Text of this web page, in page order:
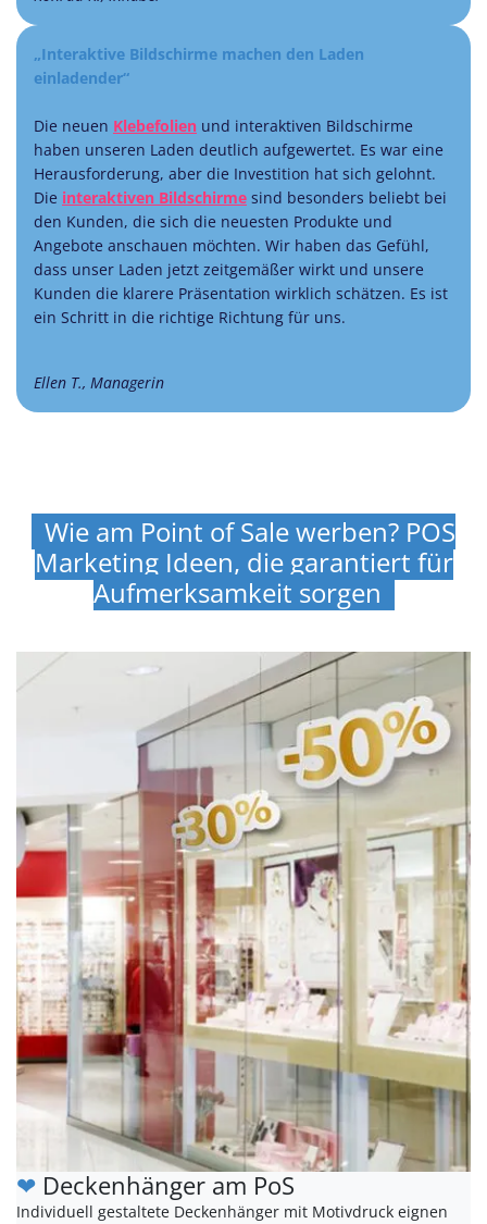
„Interaktive Bildschirme machen den Laden
einladender“
Die neuen Klebefolien und interaktiven Bildschirme
haben unseren Laden deutlich aufgewertet. Es war eine
Herausforderung, aber die Investition hat sich gelohnt.
Die interaktiven Bildschirme sind besonders beliebt bei
den Kunden, die sich die neuesten Produkte und
Angebote anschauen möchten. Wir haben das Gefühl,
dass unser Laden jetzt zeitgemäßer wirkt und unsere
Kunden die klarere Präsentation wirklich schätzen. Es ist
ein Schritt in die richtige Richtung für uns.
Ellen T., Managerin
Wie am Point of Sale werben? POS
Marketing Ideen, die garantiert für
Aufmerksamkeit sorgen
❤ Deckenhänger am PoS
Individuell gestaltete Deckenhänger mit Motivdruck eignen